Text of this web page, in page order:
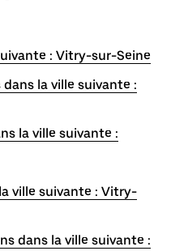
: Vitry-sur-Seine
la ville suivante :
la ville suivante :
ville suivante : Vitry-
dans la ville suivante :